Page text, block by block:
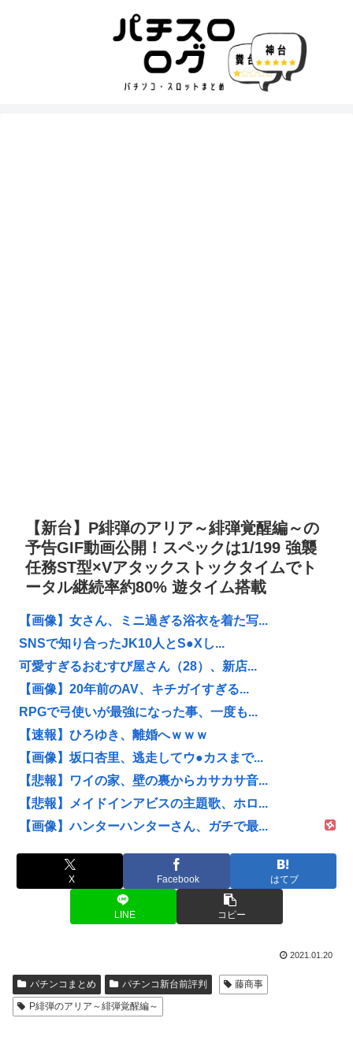
【新台】P緋弾のアリア～緋弾覚醒編～の
予告GIF動画公開！スペックは1/199 強襲
任務ST型×Vアタックストックタイムでト
ータル継続率約80% 遊タイム搭載
【画像】女さん、ミニ過ぎる浴衣を着た写...
SNSで知り合ったJK10人とS●Xし...
可愛すぎるおむすび屋さん（28）、新店...
【画像】20年前のAV、キチガイすぎる...
RPGで弓使いが最強になった事、一度も...
【速報】ひろゆき、離婚へｗｗｗ
【画像】坂口杏里、逃走してウ●カスまで...
【悲報】ワイの家、壁の裏からカサカサ音...
【悲報】メイドインアビスの主題歌、ホロ...
【画像】ハンターハンターさん、ガチで最...
X Facebook はてブ
LINE コピー
2021.01.20
パチンコまとめ パチンコ新台前評判
藤商事
P緋弾のアリア～緋弾覚醒編～